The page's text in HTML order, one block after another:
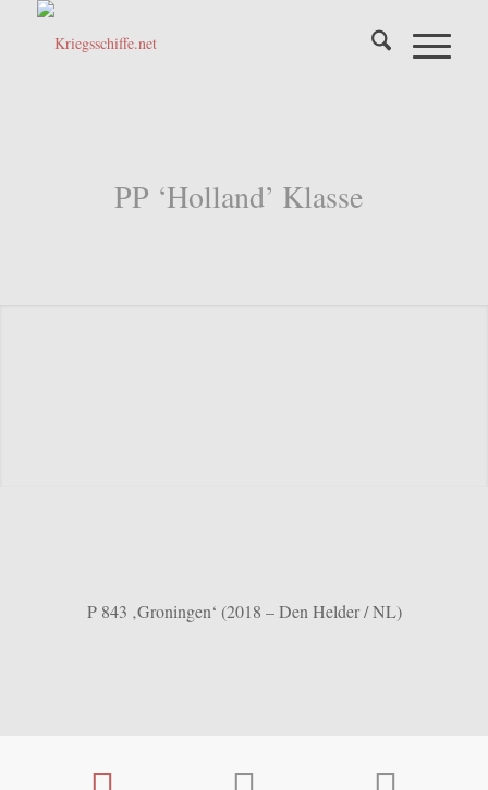
PP ‘Holland’ Klasse
P 843 ‚Groningen‘ (2018 – Den Helder / NL)